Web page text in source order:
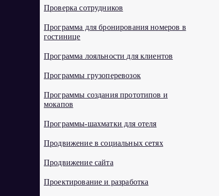
Проверка сотрудников
Программа для бронирования номеров в
гостинице
Программа лояльности для клиентов
Программы грузоперевозок
Программы создания прототипов и
мокапов
Программы-шахматки для отеля
Продвижение в социальных сетях
Продвижение сайта
Проектирование и разработка